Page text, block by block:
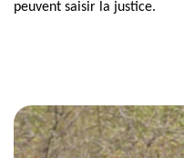
peuvent saisir la justice.